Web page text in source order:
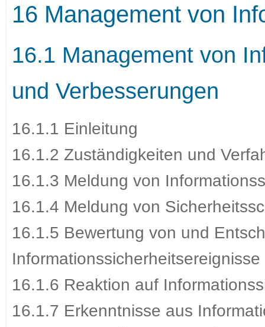
16 Management von
16.1 Management von
und Verbesserungen
16.1.1 Einleitung
16.1.2 Zuständigkeiten und
16.1.3 Meldung von
16.1.4 Meldung von
16.1.5 Bewertung von und
Informationssicherheitsereignisse
16.1.6 Reaktion auf
16.1.7 Erkenntnisse aus